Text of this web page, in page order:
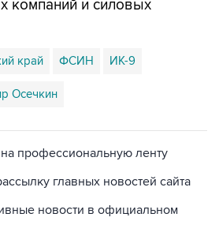
Осечкин
главных новостей сайта
новости в официальном